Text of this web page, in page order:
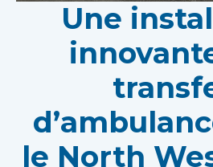
Une
le North